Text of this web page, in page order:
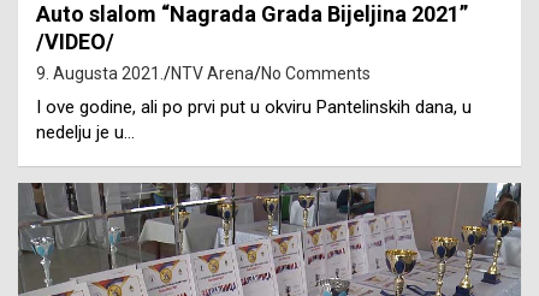
Auto slalom “Nagrada Grada Bijeljina 2021”
/VIDEO/
9. Augusta 2021. NTV Arena No Comments
I ove godine, ali po prvi put u okviru Pantelinskih dana, u
nedelju je u…